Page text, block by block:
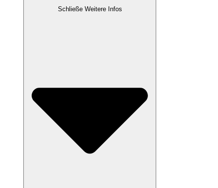
Schließe Weitere Infos